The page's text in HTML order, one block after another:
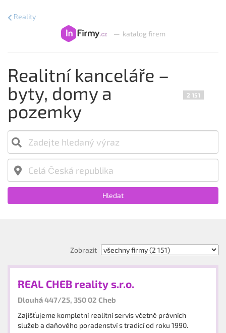
— katalog firem
Reality
Realitní kanceláře –
byty, domy a
pozemky
2 151
Hledat
Zobrazit
REAL CHEB reality s.r.o.
Dlouhá 447/25, 350 02 Cheb
Zajišťujeme kompletní realitní servis včetně právních
služeb a daňového poradenství s tradicí od roku 1990.